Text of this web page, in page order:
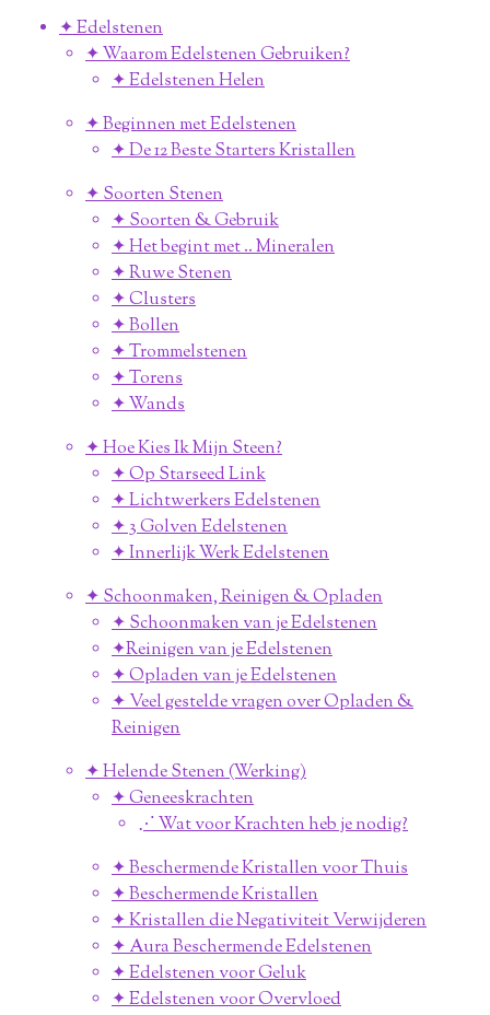
✦ Edelstenen
✦ Waarom Edelstenen Gebruiken?
✦ Edelstenen Helen
✦ Beginnen met Edelstenen
✦ De 12 Beste Starters Kristallen
✦ Soorten Stenen
✦ Soorten & Gebruik
✦ Het begint met .. Mineralen
✦ Ruwe Stenen
✦ Clusters
✦ Bollen
✦ Trommelstenen
✦ Torens
✦ Wands
✦ Hoe Kies Ik Mijn Steen?
✦ Op Starseed Link
✦ Lichtwerkers Edelstenen
✦ 3 Golven Edelstenen
✦ Innerlijk Werk Edelstenen
✦ Schoonmaken, Reinigen & Opladen
✦ Schoonmaken van je Edelstenen
✦Reinigen van je Edelstenen
✦ Opladen van je Edelstenen
✦ Veel gestelde vragen over Opladen &
Reinigen
✦ Helende Stenen (Werking)
✦ Geneeskrachten
⋰ Wat voor Krachten heb je nodig?
✦ Beschermende Kristallen voor Thuis
✦ Beschermende Kristallen
✦ Kristallen die Negativiteit Verwijderen
✦ Aura Beschermende Edelstenen
✦ Edelstenen voor Geluk
✦ Edelstenen voor Overvloed